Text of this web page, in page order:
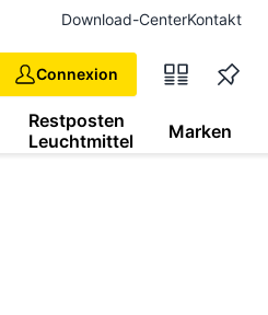
Download-CenterKontakt
Connexion
Restposten
Leuchtmittel
Marken